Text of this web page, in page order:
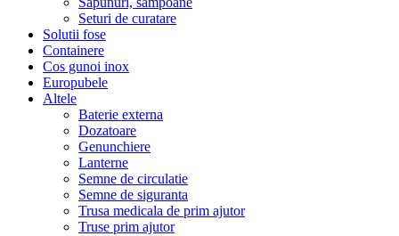
Seturi de curatare
Solutii fose
Containere
Cos gunoi inox
Europubele
Altele
Baterie externa
Dozatoare
Genunchiere
Lanterne
Semne de circulatie
Semne de siguranta
Trusa medicala de prim ajutor
Truse prim ajutor